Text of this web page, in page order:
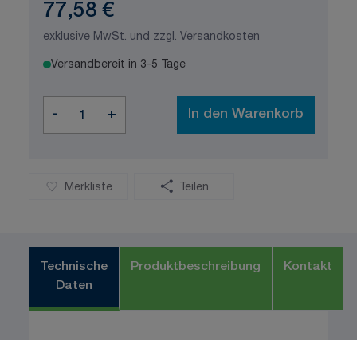
77,58 €
exklusive MwSt. und zzgl. Versandkosten
Versandbereit in 3-5 Tage
- + In den Warenkorb
Merkliste Teilen
Technische
Daten
Produktbeschreibung Kontakt